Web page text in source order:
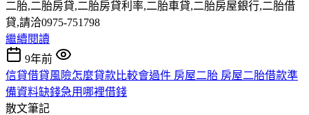
二胎,二胎房貸,二胎房貸利率,二胎車貸,二胎房屋銀行,二胎借
貸,請洽0975-751798
繼續閱讀
9年前
信貸借貸風險怎麼貸款比較會過件 房屋二胎 房屋二胎借款準
備資料缺錢急用哪裡借錢
散文筆記